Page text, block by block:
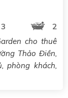
3
2
cho thuê
Thảo Điền,
phòng khách,